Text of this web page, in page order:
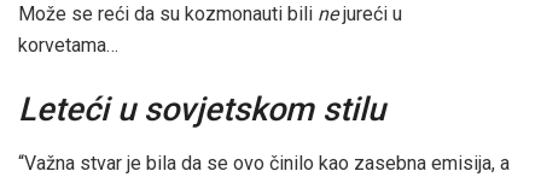
Može se reći da su kozmonauti bili nejureći u
korvetama…
Leteći u sovjetskom stilu
“Važna stvar je bila da se ovo činilo kao zasebna emisija, a